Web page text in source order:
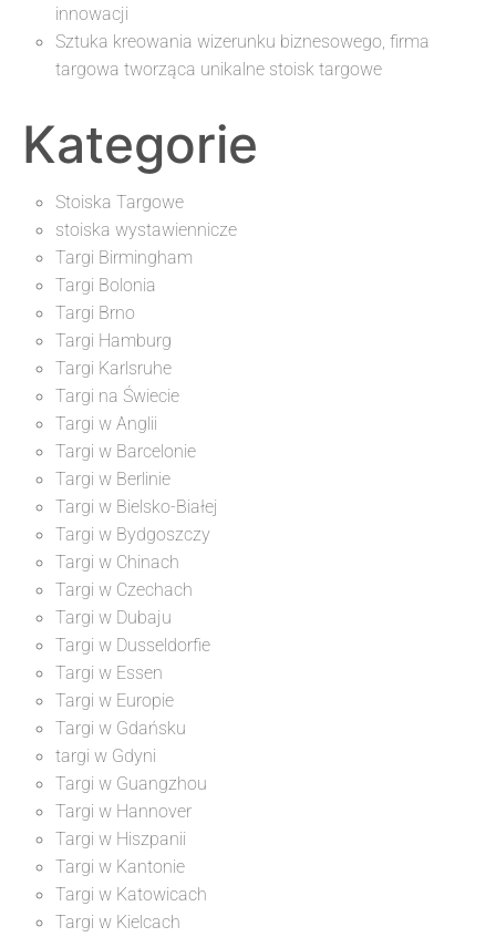
innowacji
Sztuka kreowania wizerunku biznesowego, firma
targowa tworząca unikalne stoisk targowe
Kategorie
Stoiska Targowe
stoiska wystawiennicze
Targi Birmingham
Targi Bolonia
Targi Brno
Targi Hamburg
Targi Karlsruhe
Targi na Świecie
Targi w Anglii
Targi w Barcelonie
Targi w Berlinie
Targi w Bielsko-Białej
Targi w Bydgoszczy
Targi w Chinach
Targi w Czechach
Targi w Dubaju
Targi w Dusseldorfie
Targi w Essen
Targi w Europie
Targi w Gdańsku
targi w Gdyni
Targi w Guangzhou
Targi w Hannover
Targi w Hiszpanii
Targi w Kantonie
Targi w Katowicach
Targi w Kielcach